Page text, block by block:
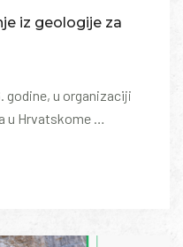
iz geologije za
godine, u organizaciji
u Hrvatskome …